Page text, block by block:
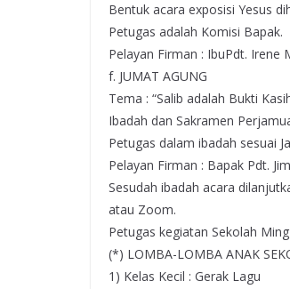
Bentuk acara exposisi Yesus
Petugas adalah Komisi Bapak.
Pelayan Firman : IbuPdt. Irene
f. JUMAT AGUNG
Tema : “Salib adalah Bukti
Ibadah dan Sakramen
Petugas dalam ibadah sesuai
Pelayan Firman : Bapak Pdt.
Sesudah ibadah acara
atau Zoom.
Petugas kegiatan Sekolah
(*) LOMBA-LOMBA ANAK
1) Kelas Kecil : Gerak Lagu